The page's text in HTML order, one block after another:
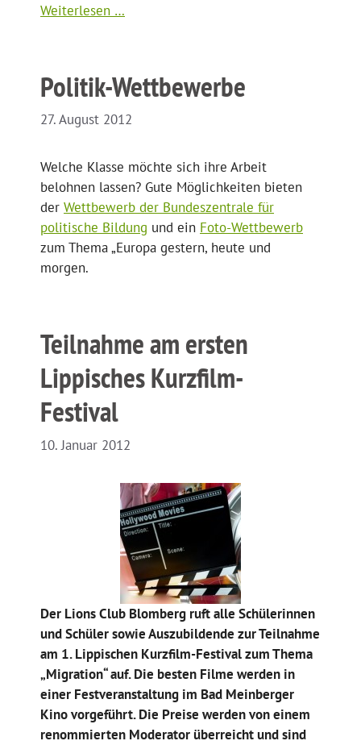
Weiterlesen …
Politik-Wettbewerbe
27. August 2012
Welche Klasse möchte sich ihre Arbeit
belohnen lassen? Gute Möglichkeiten bieten
der Wettbewerb der Bundeszentrale für
politische Bildung und ein Foto-Wettbewerb
zum Thema „Europa gestern, heute und
morgen.
Teilnahme am ersten
Lippisches Kurzfilm-
Festival
10. Januar 2012
Der Lions Club Blomberg ruft alle Schülerinnen
und Schüler sowie Auszubildende zur Teilnahme
am 1. Lippischen Kurzfilm-Festival zum Thema
„Migration“ auf. Die besten Filme werden in
einer Festveranstaltung im Bad Meinberger
Kino vorgeführt. Die Preise werden von einem
renommierten Moderator überreicht und sind